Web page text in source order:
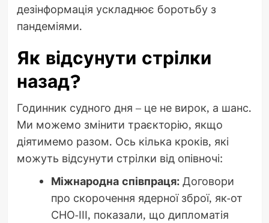
дезінформація ускладнює боротьбу з
пандеміями.
Як відсунути стрілки
назад?
Годинник судного дня – це не вирок, а шанс.
Ми можемо змінити траєкторію, якщо
діятимемо разом. Ось кілька кроків, які
можуть відсунути стрілки від опівночі:
Міжнародна співпраця:Договори
про скорочення ядерної зброї, як-от
СНО-ІІІ, показали, що дипломатія